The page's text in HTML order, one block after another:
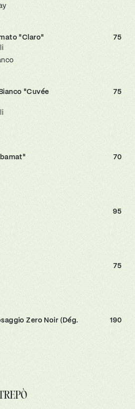
"Claro"
75
"Cuvée
75
70
95
75
Zero Noir (Dég.
190